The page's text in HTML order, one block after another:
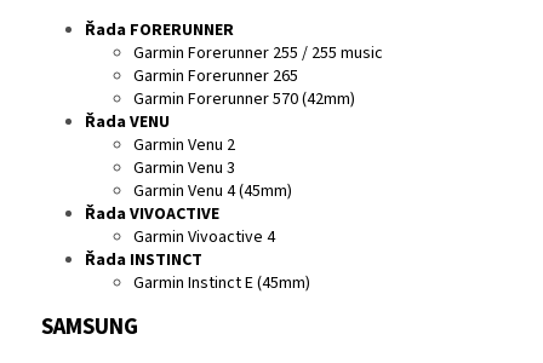
Řada FORERUNNER
Garmin Forerunner 255 / 255 music
Garmin Forerunner 265
Garmin Forerunner 570 (42mm)
Řada VENU
Garmin Venu 2
Garmin Venu 3
Garmin Venu 4 (45mm)
Řada VIVOACTIVE
Garmin Vivoactive 4
Řada INSTINCT
Garmin Instinct E (45mm)
SAMSUNG